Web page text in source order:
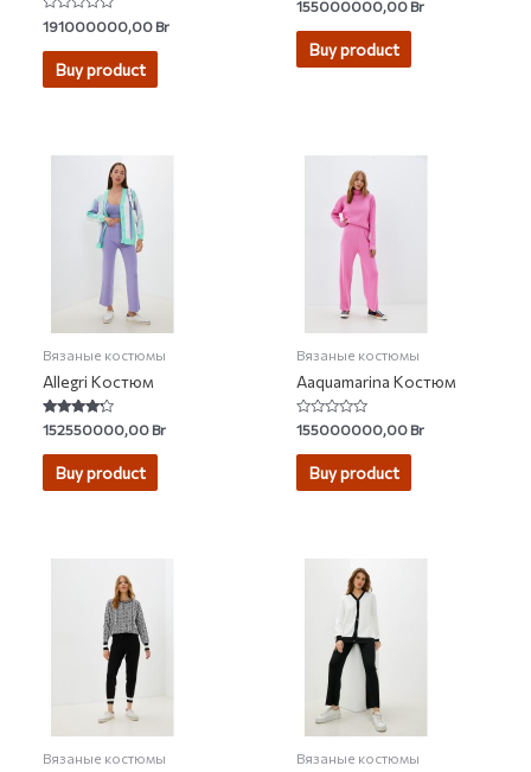
Rated
0
out
191000000,00Br
Buy product
0
out
155000000,00Br
Buy product
Вязаные костюмы
Allegri Костюм
Rated
4.00
out of 5
152550000,00Br
Buy product
Вязаные костюмы
Aaquamarina Костюм
Rated
0
out
155000000,00Br
Buy product
Вязаные костюмы Вязаные костюмы